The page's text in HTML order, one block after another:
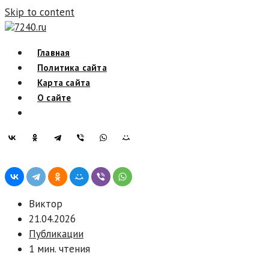
Skip to content
7240.ru
Главная
Политика сайта
Карта сайта
О сайте
Виктор
21.04.2026
Публикации
1 мин. чтения